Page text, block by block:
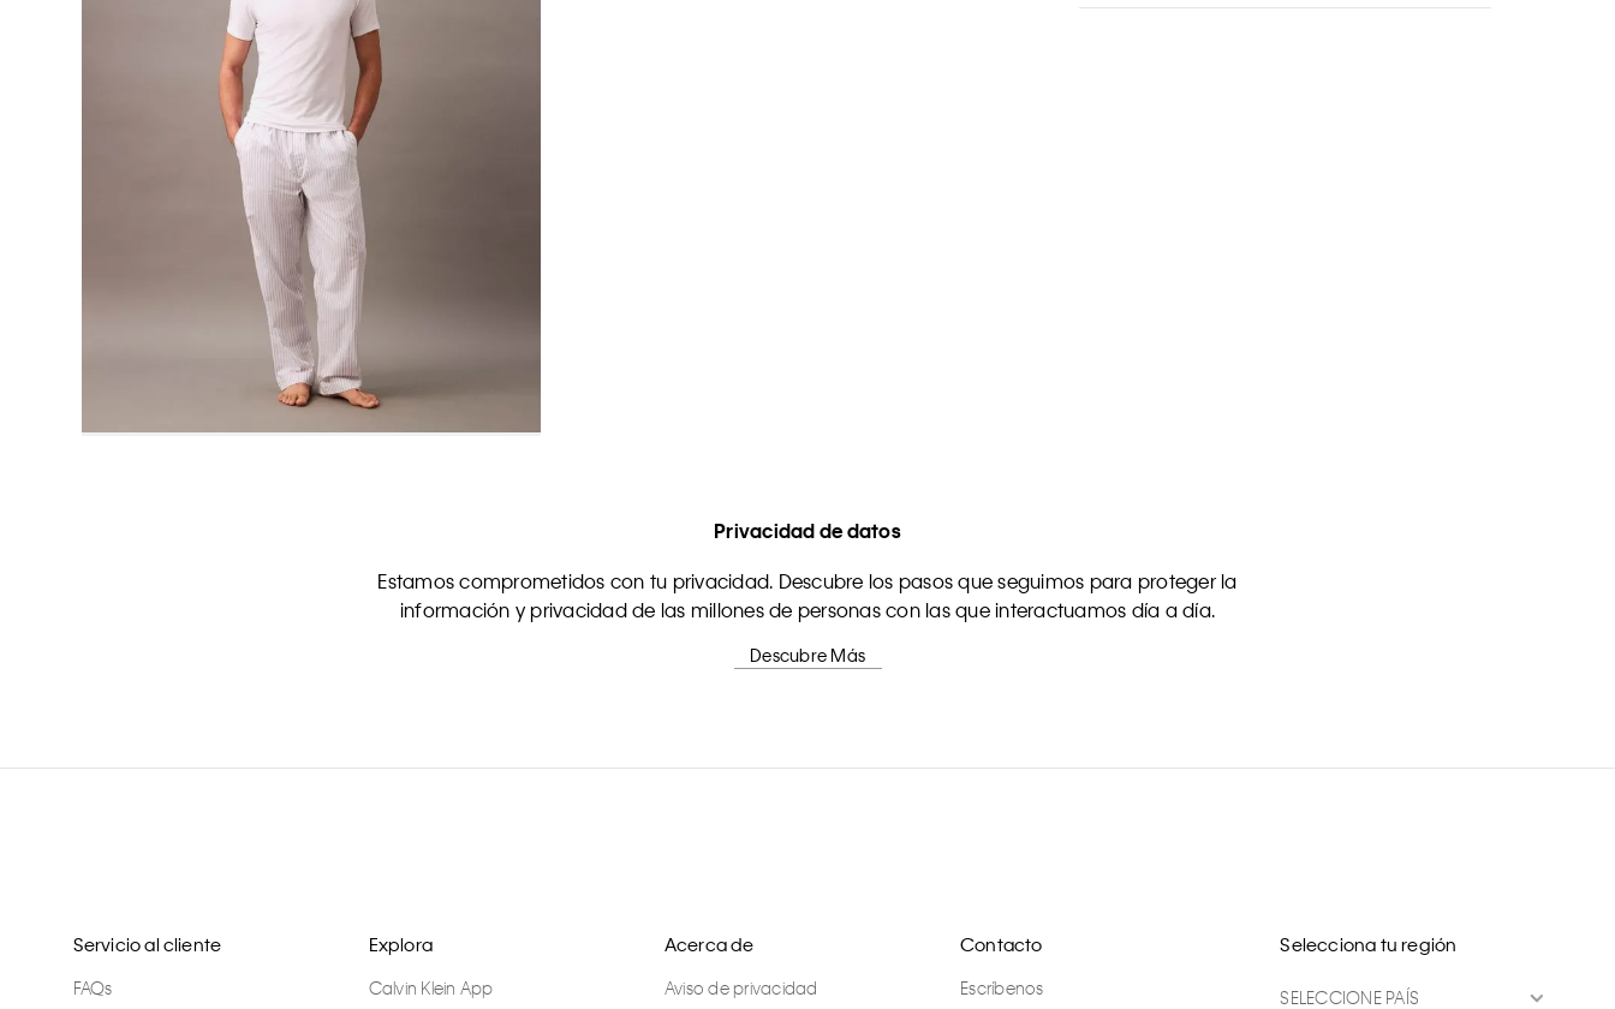
Privacidad de datos
Estamos comprometidos con tu privacidad. Descubre los pasos que seguimos para proteger la
información y privacidad de las millones de personas con las que interactuamos día a día.
Descubre Más
Servicio al cliente
FAQs
Explora
Calvin Klein App
Acerca de
Aviso de privacidad
Contacto
Escríbenos
Selecciona tu región
SELECCIONE PAÍS